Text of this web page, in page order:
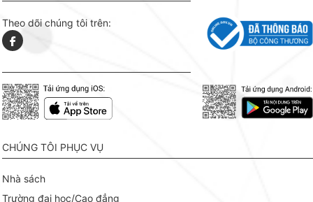
Theo dõi chúng tôi trên:
CHÚNG TÔI PHỤC VỤ
Nhà sách
Trường đại học/Cao đẳng